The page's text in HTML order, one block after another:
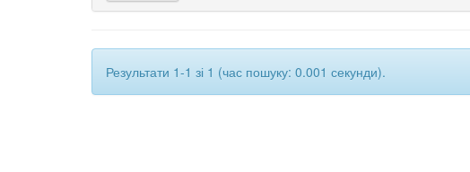
Результати 1-1 зі 1 (час пошуку: 0.001 секунди).